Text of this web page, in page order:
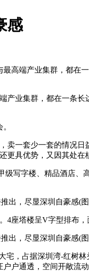
感
端产业集群，都在
业集群，都在一条长
一套少一套的情况日
具优势，又因其处在
字楼、精品酒店、
塔楼呈V字型排布，
，占据深圳湾-红树
户通透，空间开敞流